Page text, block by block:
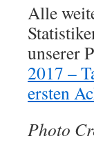
Alle
unserer
2017 –
ersten
Photo